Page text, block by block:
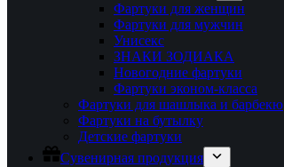
Фартуки для женщин
Фартуки для мужчин
Унисекс
ЗНАКИ ЗОДИАКА
Новогодние фартуки
Фартуки эконом-класса
Фартуки для шашлыка и барбекю
Фартуки на бутылку
Детские фартуки
Сувенирная продукция